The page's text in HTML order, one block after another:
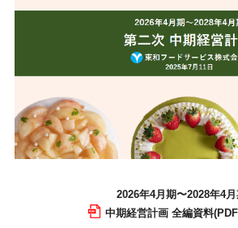
2026年4月期〜2028年4月
中期経営計画 全編資料